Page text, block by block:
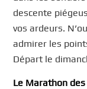
descente
vos ardeurs.
admirer les
Départ le
Le Marathon